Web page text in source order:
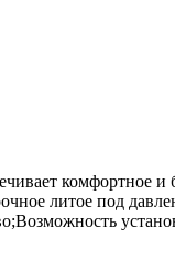
комфортное и
литое под